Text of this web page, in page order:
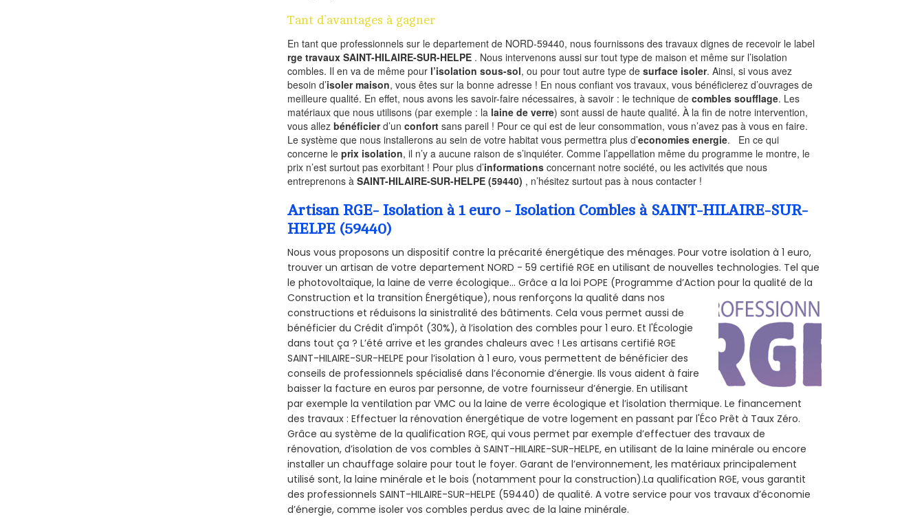
Tant d’avantages à gagner
En tant que professionnels sur le departement de NORD-59440, nous fournissons des travaux dignes de recevoir le label
rge travaux SAINT-HILAIRE-SUR-HELPE . Nous intervenons aussi sur tout type de maison et même sur l’isolation
combles. Il en va de même pour l’isolation sous-sol, ou pour tout autre type desurface isoler. Ainsi, si vous avez
besoin d’isoler maison, vous êtes sur la bonne adresse ! En nous confiant vos travaux, vous bénéficierez d’ouvrages de
meilleure qualité. En effet, nous avons les savoir-faire nécessaires, à savoir : le technique decombles soufflage. Les
matériaux que nous utilisons (par exemple : la laine de verre) sont aussi de haute qualité. À la fin de notre intervention,
vous allezbénéficierd’unconfort sans pareil ! Pour ce qui est de leur consommation, vous n’avez pas à vous en faire.
Le système que nous installerons au sein de votre habitat vous permettra plus d’economies energie. En ce qui
concerne leprix isolation, il n’y a aucune raison de s’inquiéter. Comme l’appellation même du programme le montre, le
prix n’est surtout pas exorbitant ! Pour plus d’informations concernant notre société, ou les activités que nous
entreprenons àSAINT-HILAIRE-SUR-HELPE (59440) , n’hésitez surtout pas à nous contacter !
Artisan RGE- Isolation à 1 euro - Isolation Combles à SAINT-HILAIRE-SUR-
HELPE (59440)
Nous vous proposons un dispositif contre la précarité énergétique des ménages. Pour votre isolation à 1 euro,
trouver un artisan de votre departement NORD - 59 certifié RGE en utilisant de nouvelles technologies. Tel que
le photovoltaïque, la laine de verre écologique... Grâce a la loi POPE (Programme d’Action pour la qualité de la
Construction et la transition Énergétique), nous renforçons la qualité dans nos
constructions et réduisons la sinistralité des bâtiments. Cela vous permet aussi de
bénéficier du Crédit d'impôt (30%), à l’isolation des combles pour 1 euro. Et l'Écologie
dans tout ça ? L’été arrive et les grandes chaleurs avec ! Les artisans certifié RGE
SAINT-HILAIRE-SUR-HELPE pour l’isolation à 1 euro, vous permettent de bénéficier des
conseils de professionnels spécialisé dans l’économie d’énergie. Ils vous aident à faire
baisser la facture en euros par personne, de votre fournisseur d’énergie. En utilisant
par exemple la ventilation par VMC ou la laine de verre écologique et l’isolation thermique. Le financement
des travaux : Effectuer la rénovation énergétique de votre logement en passant par l'Éco Prêt à Taux Zéro.
Grâce au système de la qualification RGE, qui vous permet par exemple d’effectuer des travaux de
rénovation, d’isolation de vos combles à SAINT-HILAIRE-SUR-HELPE, en utilisant de la laine minérale ou encore
installer un chauffage solaire pour tout le foyer. Garant de l’environnement, les matériaux principalement
utilisé sont, la laine minérale et le bois (notamment pour la construction).La qualification RGE, vous garantit
des professionnels SAINT-HILAIRE-SUR-HELPE (59440) de qualité. A votre service pour vos travaux d’économie
d’énergie, comme isoler vos combles perdus avec de la laine minérale.